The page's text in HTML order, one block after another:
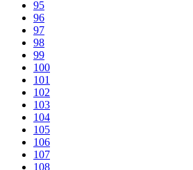
95
96
97
98
99
100
101
102
103
104
105
106
107
108